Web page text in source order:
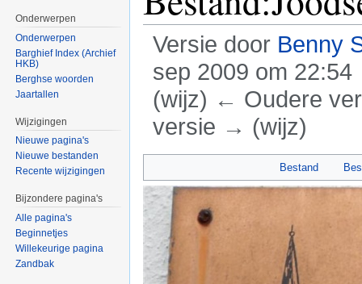
Versie door Benny
sep 2009 om 22:54
(wijz) ← Oudere
versie → (wijz)
Bestand
Onderwerpen
Onderwerpen
Barghief Index (Archief
HKB)
Berghse woorden
Jaartallen
Wijzigingen
Nieuwe pagina's
Nieuwe bestanden
Recente wijzigingen
Bijzondere pagina's
Alle pagina's
Beginnetjes
Willekeurige pagina
Zandbak